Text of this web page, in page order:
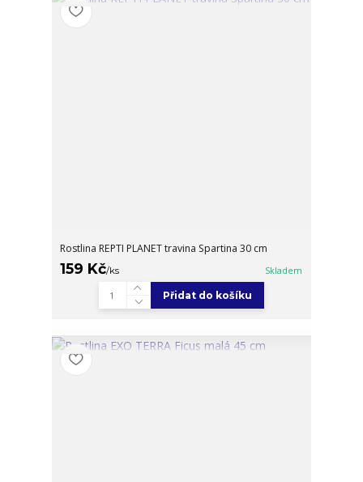
Rostlina REPTI PLANET travina Spartina 30 cm
159 Kč/ks Skladem
Přidat do košíku